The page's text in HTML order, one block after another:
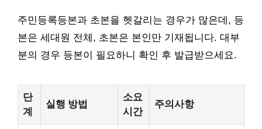
주민등록등본과 초본을 헷갈리는 경우가 많은데, 등
본은 세대원 전체, 초본은 본인만 기재됩니다. 대부
분의 경우 등본이 필요하니 확인 후 발급받으세요.
단
계
실행 방법
소요
시간
주의사항